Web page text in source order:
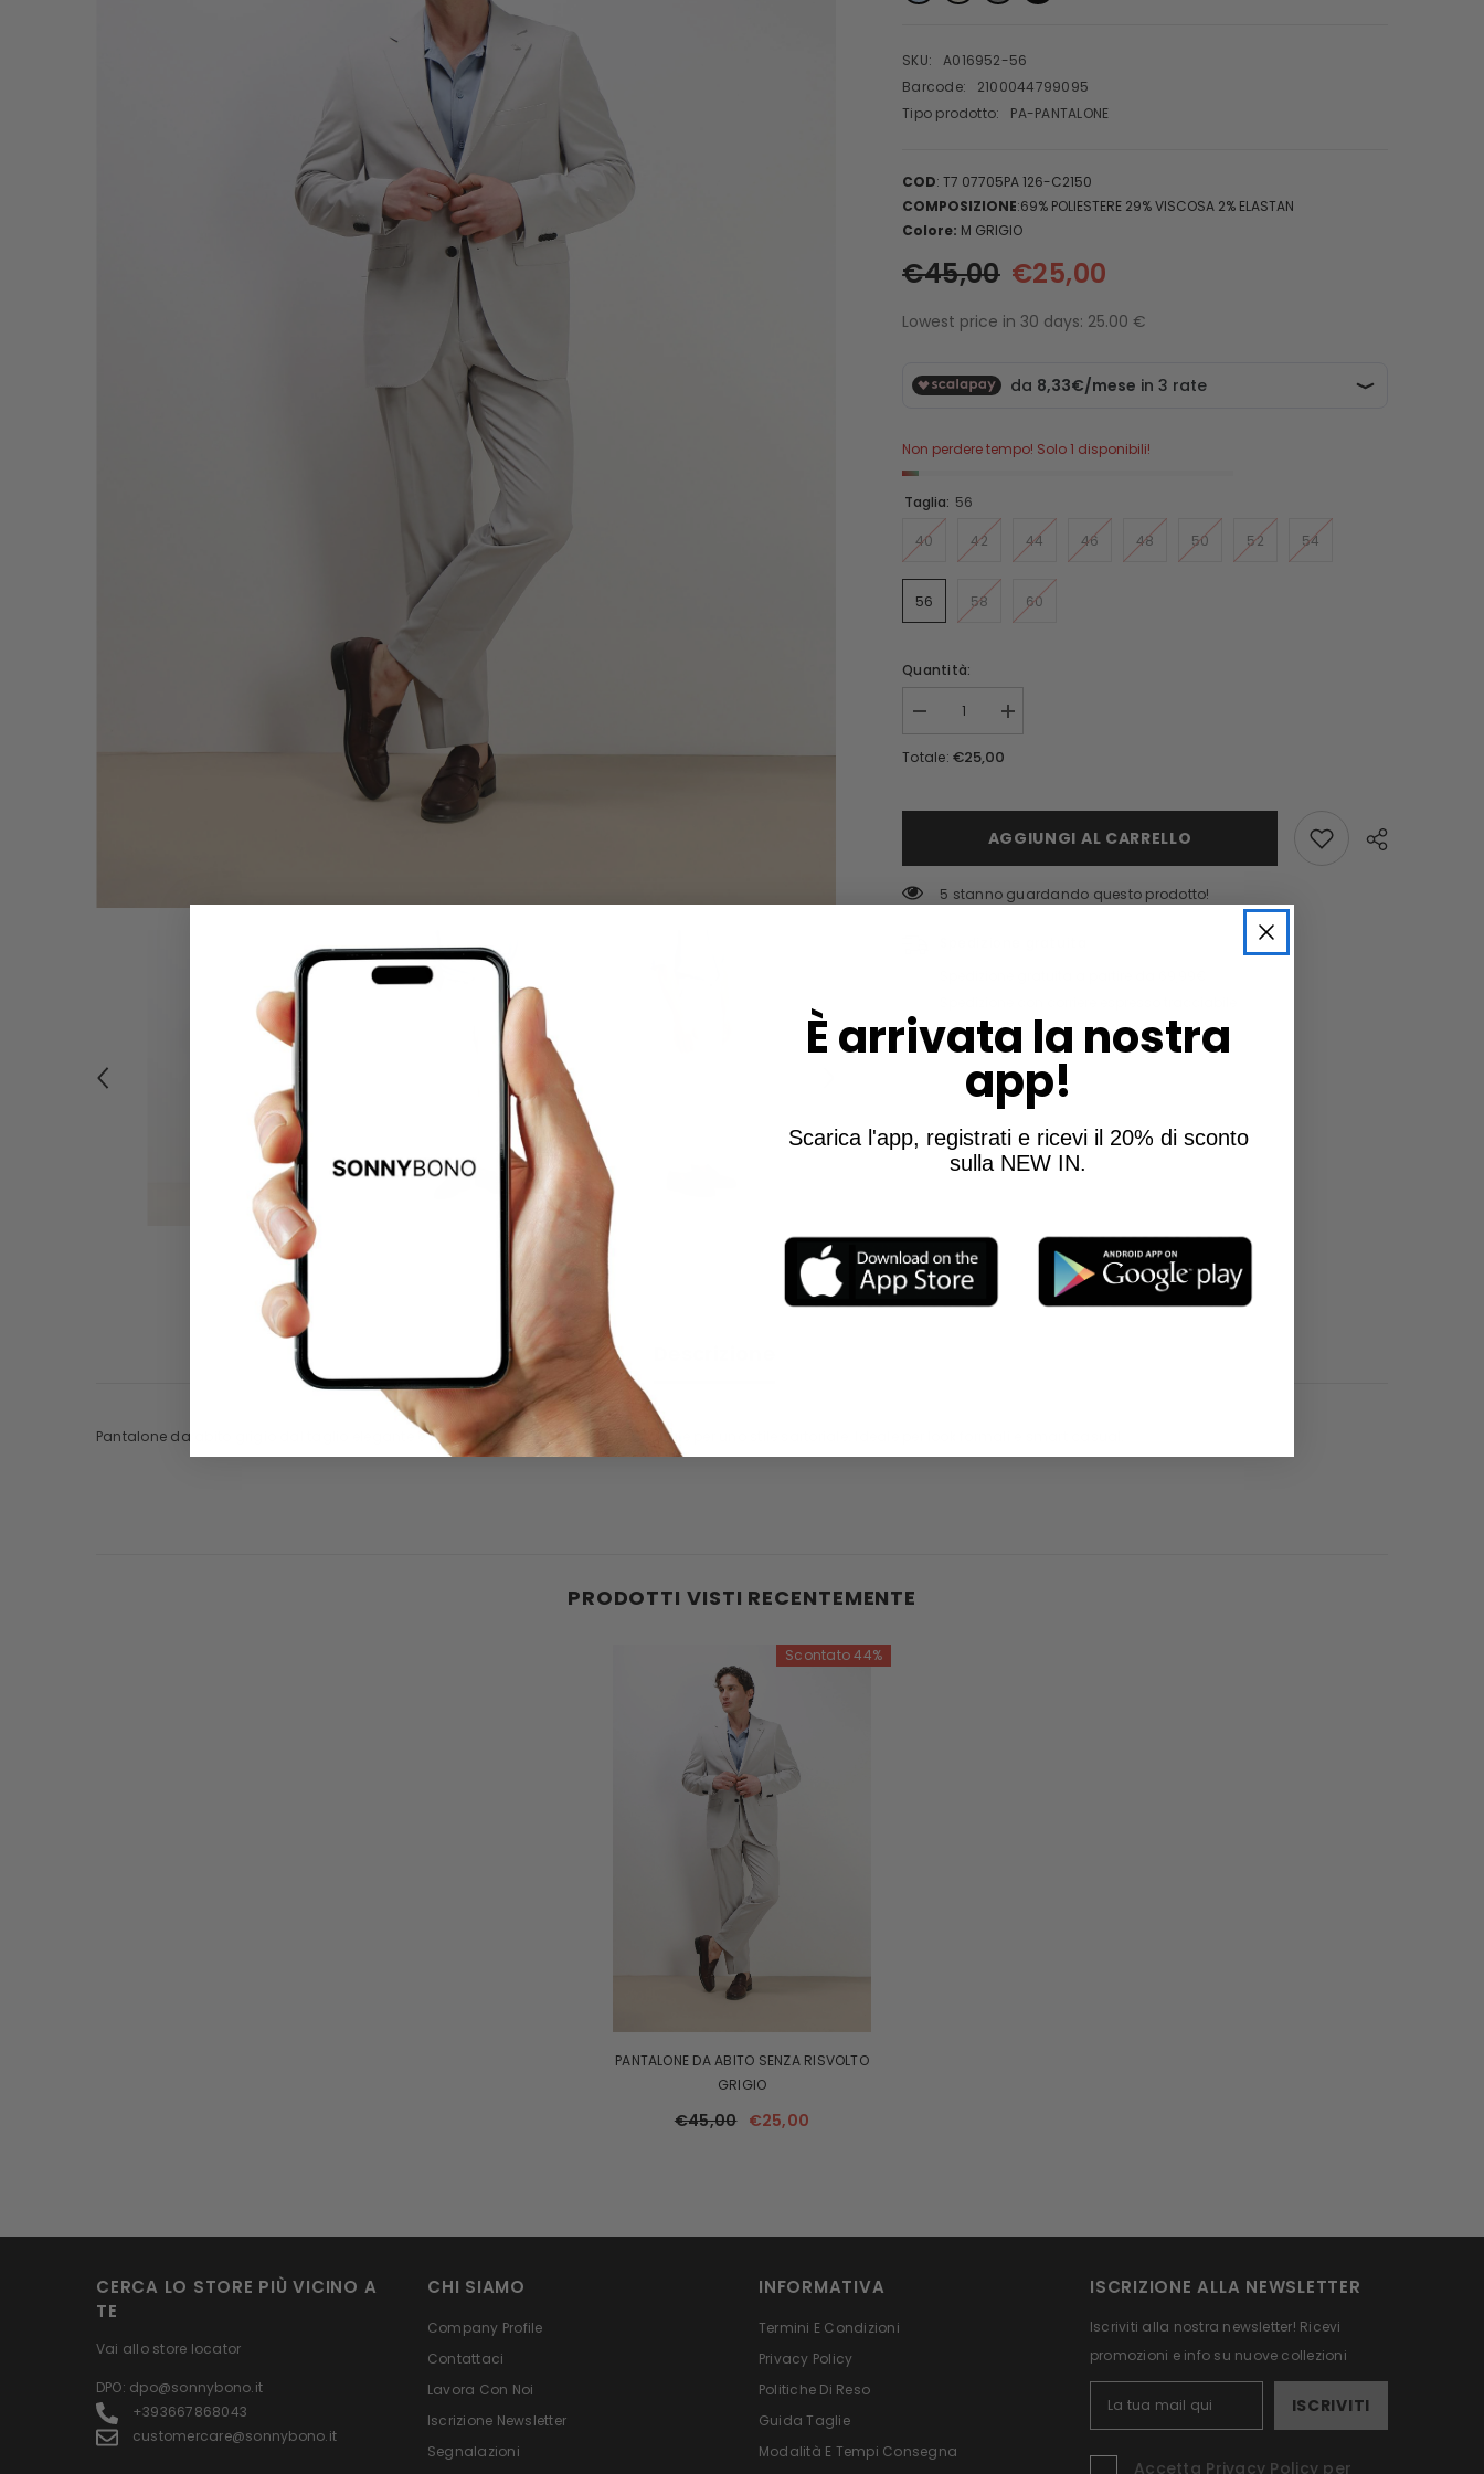
SKU:
A016952-56
Barcode:
2100044799095
Tipo prodotto:
PA-PANTALONE
COD: T7 07705PA 126-C2150
COMPOSIZIONE:69% POLIESTERE 29% VISCOSA 2% ELASTAN
Colore: M GRIGIO
€45,00 €25,00
Lowest price in 30 days: 25.00 €
Non perdere tempo! Solo 1 disponibili!
Taglia: 56
40 42 44 46 48 50 52 54
56 58 60
Quantità:
Diminuisci quantità per PANTALONE DA ABITO SENZA RISVOLTO GRIGIO
Aumenta quantità per PANTALONE DA ABITO SENZA RISVOLTO
Totale: €25,00
AGGIUNGI AL CARRELLO
Condividi
5 stanno guardando questo prodotto!
Pantalone da abito grigio dal taglio elegante e pulito. Linea dritta con piega centrale per uno stile sartoriale. Ideale per look formali e smart casual.
PRODOTTI VISTI RECENTEMENTE
Scontato 44%
PANTALONE DA ABITO SENZA RISVOLTO
GRIGIO
€45,00 €25,00
CERCA LO STORE PIÙ VICINO A
TE
Vai allo store locator
DPO: dpo@sonnybono.it
+393667868043
customercare@sonnybono.it
CHI SIAMO
Company Profile
Contattaci
Lavora Con Noi
Iscrizione Newsletter
Segnalazioni
INFORMATIVA
Termini E Condizioni
Privacy Policy
Politiche Di Reso
Guida Taglie
Modalità E Tempi Consegna
ISCRIZIONE ALLA NEWSLETTER
Iscriviti alla nostra newsletter! Ricevi
promozioni e info su nuove collezioni
ISCRIVITI
Accetta Privacy Policy per
Èarrivata la nostra
app!
Scarica l'app, registrati e ricevi il 20% di sconto
sulla NEW IN.